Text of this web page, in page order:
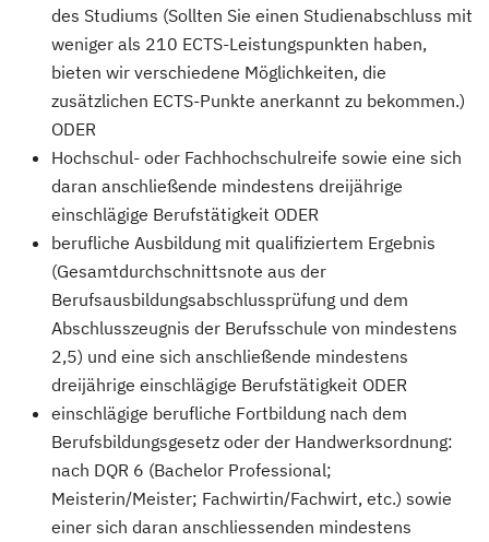
des Studiums (Sollten Sie einen Studienabschluss mit
weniger als 210 ECTS-Leistungspunkten haben,
bieten wir verschiedene Möglichkeiten, die
zusätzlichen ECTS-Punkte anerkannt zu bekommen.)
ODER
Hochschul- oder Fachhochschulreife sowie eine sich
daran anschließende mindestens dreijährige
einschlägige Berufstätigkeit ODER
berufliche Ausbildung mit qualifiziertem Ergebnis
(Gesamtdurchschnittsnote aus der
Berufsausbildungsabschlussprüfung und dem
Abschlusszeugnis der Berufsschule von mindestens
2,5) und eine sich anschließende mindestens
dreijährige einschlägige Berufstätigkeit ODER
einschlägige berufliche Fortbildung nach dem
Berufsbildungsgesetz oder der Handwerksordnung:
nach DQR 6 (Bachelor Professional;
Meisterin/Meister; Fachwirtin/Fachwirt, etc.) sowie
einer sich daran anschliessenden mindestens